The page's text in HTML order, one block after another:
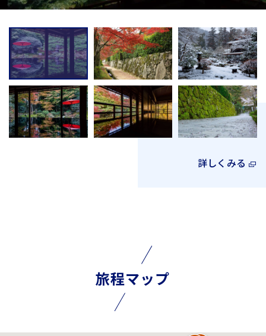
詳しくみる
旅程マップ